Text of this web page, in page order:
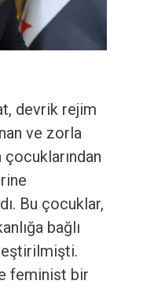
devrik rejim
ve zorla
Bu çocuklar,
bağlı
feminist bir